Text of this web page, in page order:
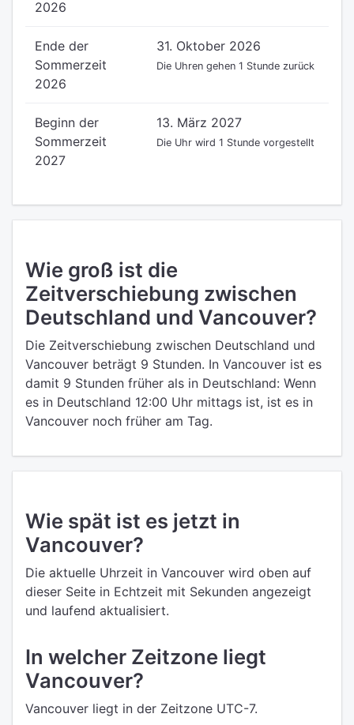
2026
Ende der
Sommerzeit
2026
31. Oktober 2026
Die Uhren gehen 1 Stunde zurück
Beginn der
Sommerzeit
2027
13. März 2027
Die Uhr wird 1 Stunde vorgestellt
Wie groß ist die
Zeitverschiebung zwischen
Deutschland und Vancouver?
Die Zeitverschiebung zwischen Deutschland und
Vancouver beträgt 9 Stunden. In Vancouver ist es
damit 9 Stunden früher als in Deutschland: Wenn
es in Deutschland 12:00 Uhr mittags ist, ist es in
Vancouver noch früher am Tag.
Wie spät ist es jetzt in
Vancouver?
Die aktuelle Uhrzeit in Vancouver wird oben auf
dieser Seite in Echtzeit mit Sekunden angezeigt
und laufend aktualisiert.
In welcher Zeitzone liegt
Vancouver?
Vancouver liegt in der Zeitzone UTC-7.